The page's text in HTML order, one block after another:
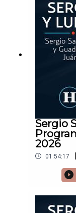
Sergio
2026
01:54:17 |